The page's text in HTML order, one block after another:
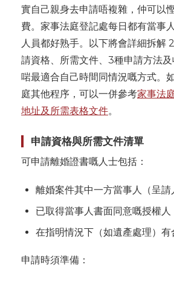
實自己親身去申請唔複雜，仲可以
費。家事法庭登記處每日都有當事
人員都好熟手。以下將會詳細拆解
請資格、所需文件、3種申請方法
啱最適合自己時間同情況嘅方式。
庭其他程序，可以一併參考家事法
地址及所需表格文件。
申請資格與所需文件清單
可申請離婚證書嘅人士包括：
離婚案件其中一方當事人（呈請
已取得當事人書面同意嘅授權人
在指明情況下（如遺產處理）
申請時須準備：